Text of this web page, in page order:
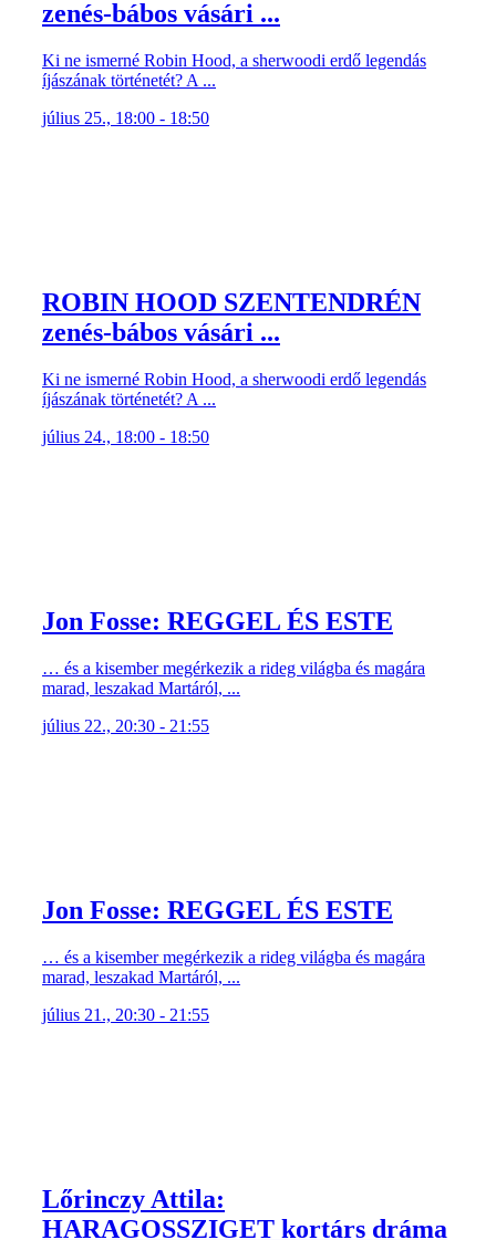
zenés-bábos vásári ...
Ki ne ismerné Robin Hood, a sherwoodi erdő legendás
íjászának történetét? A ...
július 25., 18:00 - 18:50
ROBIN HOOD SZENTENDRÉN
zenés-bábos vásári ...
Ki ne ismerné Robin Hood, a sherwoodi erdő legendás
íjászának történetét? A ...
július 24., 18:00 - 18:50
Jon Fosse: REGGEL ÉS ESTE
… és a kisember megérkezik a rideg világba és magára
marad, leszakad Martáról, ...
július 22., 20:30 - 21:55
Jon Fosse: REGGEL ÉS ESTE
… és a kisember megérkezik a rideg világba és magára
marad, leszakad Martáról, ...
július 21., 20:30 - 21:55
Lőrinczy Attila:
HARAGOSSZIGET kortárs dráma